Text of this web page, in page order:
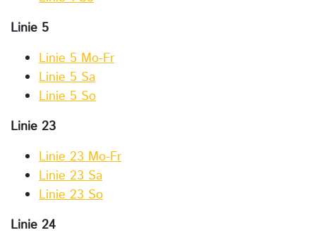
Linie 5
Linie 5 Mo-Fr
Linie 5 Sa
Linie 5 So
Linie 23
Linie 23 Mo-Fr
Linie 23 Sa
Linie 23 So
Linie 24